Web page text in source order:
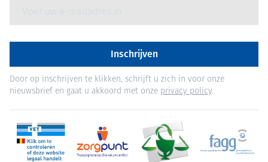
Inschrijven
Door op inschrijven te klikken, schrijft u zich in voor onze
nieuwsbrief en gaat u akkoord met onze privacy policy.